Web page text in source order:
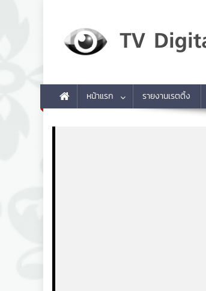
หน้าแรก รายงานเรตติ้ง